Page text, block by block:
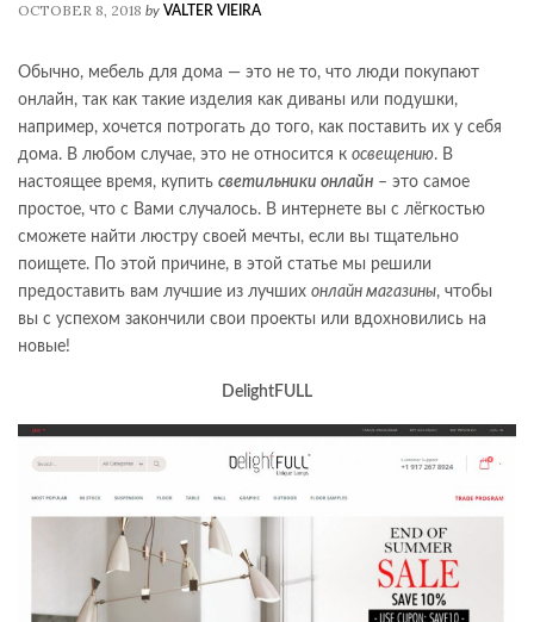
OCTOBER 8, 2018 by VALTER VIEIRA
Обычно, мебель для дома — это не то, что люди покупают
онлайн, так как такие изделия как диваны или подушки,
например, хочется потрогать до того, как поставить их у себя
дома. В любом случае, это не относится к освещению. В
настоящее время, купить светильники онлайн – это самое
простое, что с Вами случалось. В интернете вы с лёгкостью
сможете найти люстру своей мечты, если вы тщательно
поищете. По этой причине, в этой статье мы решили
предоставить вам лучшие из лучших онлайн магазины, чтобы
вы с успехом закончили свои проекты или вдохновились на
новые!
DelightFULL